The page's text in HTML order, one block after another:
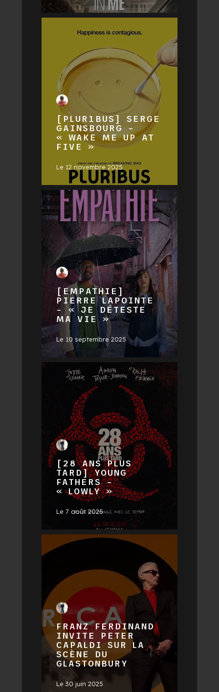
[PLUR1BUS] SERGE
GAINSBOURG –
« WAKE ME UP AT
FIVE »
Le 12 novembre 2025
[EMPATHIE]
PIERRE LAPOINTE
– « JE DÉTESTE
MA VIE »
Le 10 septembre 2025
[28 ANS PLUS
TARD] YOUNG
FATHERS –
« LOWLY »
Le 7 août 2025
FRANZ FERDINAND
INVITE PETER
CAPALDI SUR LA
SCÈNE DU
GLASTONBURY
Le 30 juin 2025